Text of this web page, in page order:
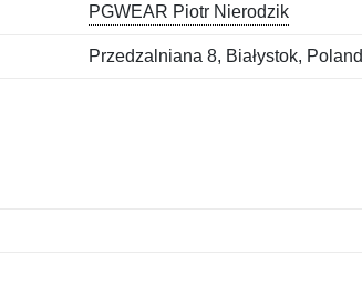
PGWEAR Piotr Nierodzik
Przedzalniana 8, Białystok, Poland